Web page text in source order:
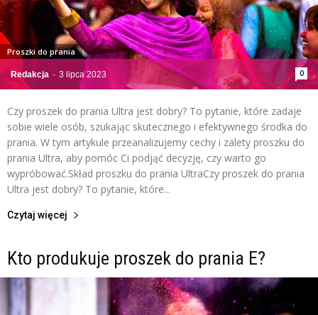
Redakcja - 3 lipca 2023 0
Proszki do prania
Czy proszek do prania Ultra jest dobry? To pytanie, które zadaje
sobie wiele osób, szukając skutecznego i efektywnego środka do
prania. W tym artykule przeanalizujemy cechy i zalety proszku do
prania Ultra, aby pomóc Ci podjąć decyzję, czy warto go
wypróbować.Skład proszku do prania UltraCzy proszek do prania
Ultra jest dobry? To pytanie, które...
Czytaj więcej
Kto produkuje proszek do prania E?